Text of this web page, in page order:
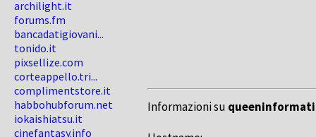
archilight.it
forums.fm
bancadatigiovani...
tonido.it
pixsellize.com
corteappello.tri...
complimentstore.it
habbohubforum.net
iokaishiatsu.it
cinefantasy.info
Informazioni su